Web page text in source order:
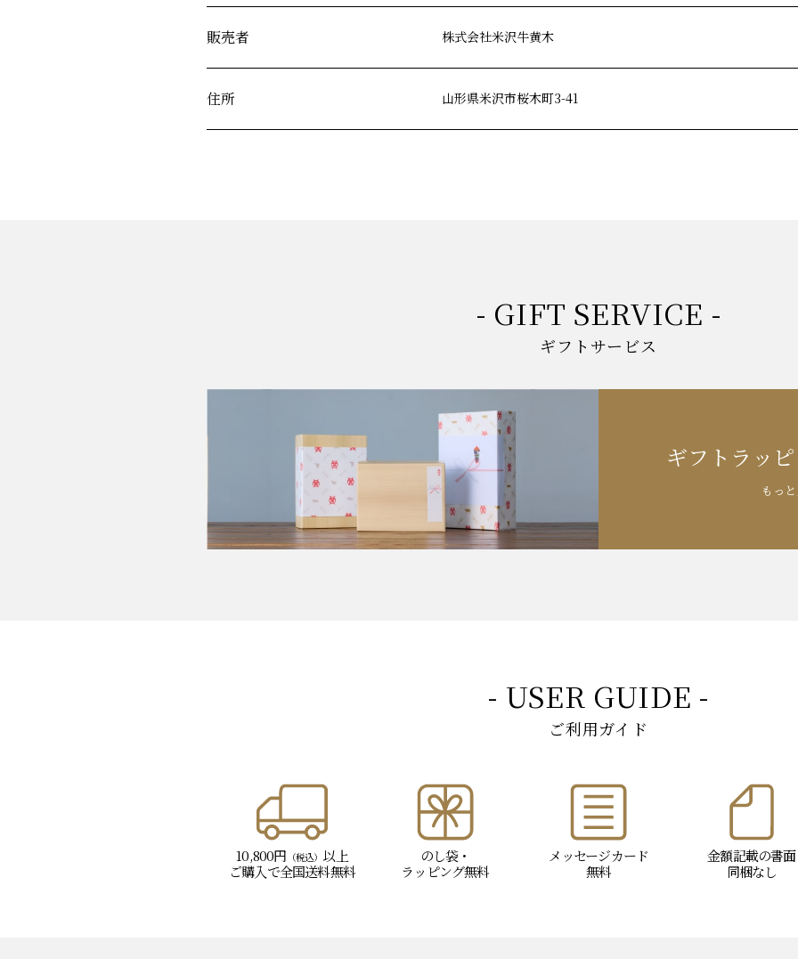
販売者 株式会社米沢牛黄木
住所 山形県米沢市桜木町3-41
- GIFT SERVICE -
ギフトサービス
ギフトラッ
もっ
- USER GUIDE -
ご利用ガイド
10,800円 （税込） 以上
ご購入で全国送料無料
のし袋・
ラッピング無料
メッセージカード
無料
金額記載の書面
同梱なし